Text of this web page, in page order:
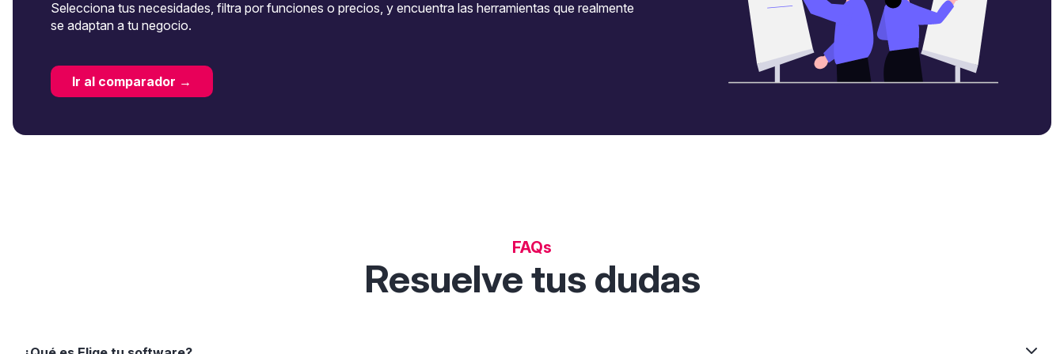
Selecciona tus necesidades, filtra por funciones o precios, y encuentra las herramientas que realmente
se adaptan a tu negocio.
Ir al comparador →
FAQs
Resuelve tus dudas